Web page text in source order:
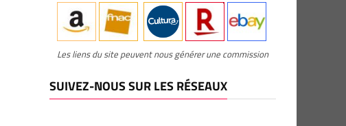
Les liens du site peuvent nous générer une commission
SUIVEZ-NOUS SUR LES RÉSEAUX